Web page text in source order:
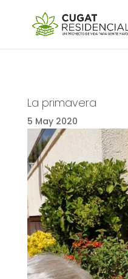
La primavera
5 May 2020